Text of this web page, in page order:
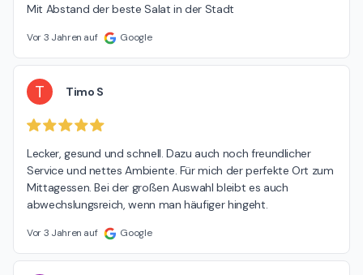
Mit Abstand der beste Salat in der Stadt
Vor 3 Jahren auf Google
T Timo S
Lecker, gesund und schnell. Dazu auch noch freundlicher
Service und nettes Ambiente. Für mich der perfekte Ort zum
Mittagessen. Bei der großen Auswahl bleibt es auch
abwechslungsreich, wenn man häufiger hingeht.
Vor 3 Jahren auf Google